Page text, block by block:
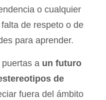
o cualquier
de respeto o de
para aprender.
a un futuro
de
fuera del ámbito